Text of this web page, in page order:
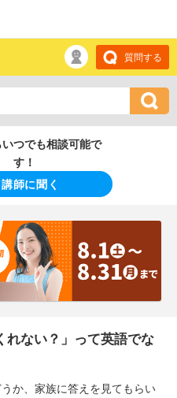
質問する
つでも相談可能で
す！
師に聞く
れない？」って英語でな
か、家族に答えを見てもらい